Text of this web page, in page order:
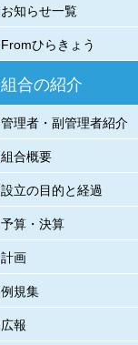
お知らせ一覧
Fromひらきょう
組合の紹介
管理者・副管理者紹介
組合概要
設立の目的と経過
予算・決算
計画
例規集
広報